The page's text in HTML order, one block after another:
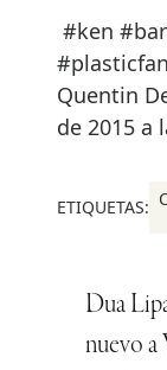
#ken
Quentin
de 2015 a
ETIQUETAS:
Dua
nuevo a